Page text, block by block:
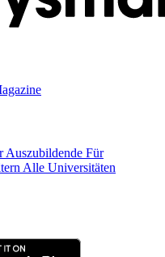
Auszubildende Für
Alle Universitäten